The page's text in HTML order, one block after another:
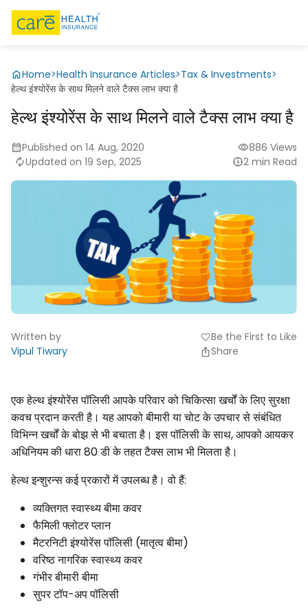
Home>Health Insurance Articles>Tax & Investments>
हेल्थ इंश्योरेंस के साथ मिलने वाले टैक्स लाभ क्या है
हेल्थ इंश्योरेंस के साथ मिलने वाले टैक्स लाभ क्या है
Published on 14 Aug, 2020
Updated on 19 Sep, 2025
886 Views
2 min Read
Written by
Vipul Tiwary
favoriteBe the First to Like
Share
एक हेल्थ इंश्योरेंस पॉलिसी आपके परिवार को चिकित्सा खर्चों के लिए सुरक्षा
कवच प्रदान करती है। यह आपको बीमारी या चोट के उपचार से संबंधित
विभिन्न खर्चों के बोझ से भी बचाता है। इस पॉलिसी के साथ, आपको आयकर
अधिनियम की धारा 80 डी के तहत टैक्स लाभ भी मिलता है।
हेल्थ इन्शुरन्स कई प्रकारों में उपलब्ध है। वो हैं:
व्यक्तिगत स्वास्थ्य बीमा कवर
फैमिली फ्लोटर प्लान
मैटरनिटी इंश्योरेंस पॉलिसी (मातृत्व बीमा)
वरिष्ठ नागरिक स्वास्थ्य कवर
गंभीर बीमारी बीमा
सुपर टॉप-अप पॉलिसी